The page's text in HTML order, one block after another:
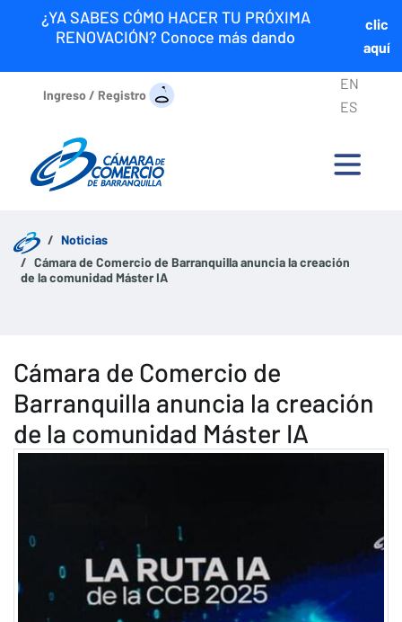
¿YA SABES CÓMO HACER TU PRÓXIMA
RENOVACIÓN? Conoce más dando
clic
aquí
Ingreso / Registro
EN
ES
Noticias
Cámara de Comercio de Barranquilla anuncia la creación
de la comunidad Máster IA
Cámara de Comercio de
Barranquilla anuncia la creación
de la comunidad Máster IA